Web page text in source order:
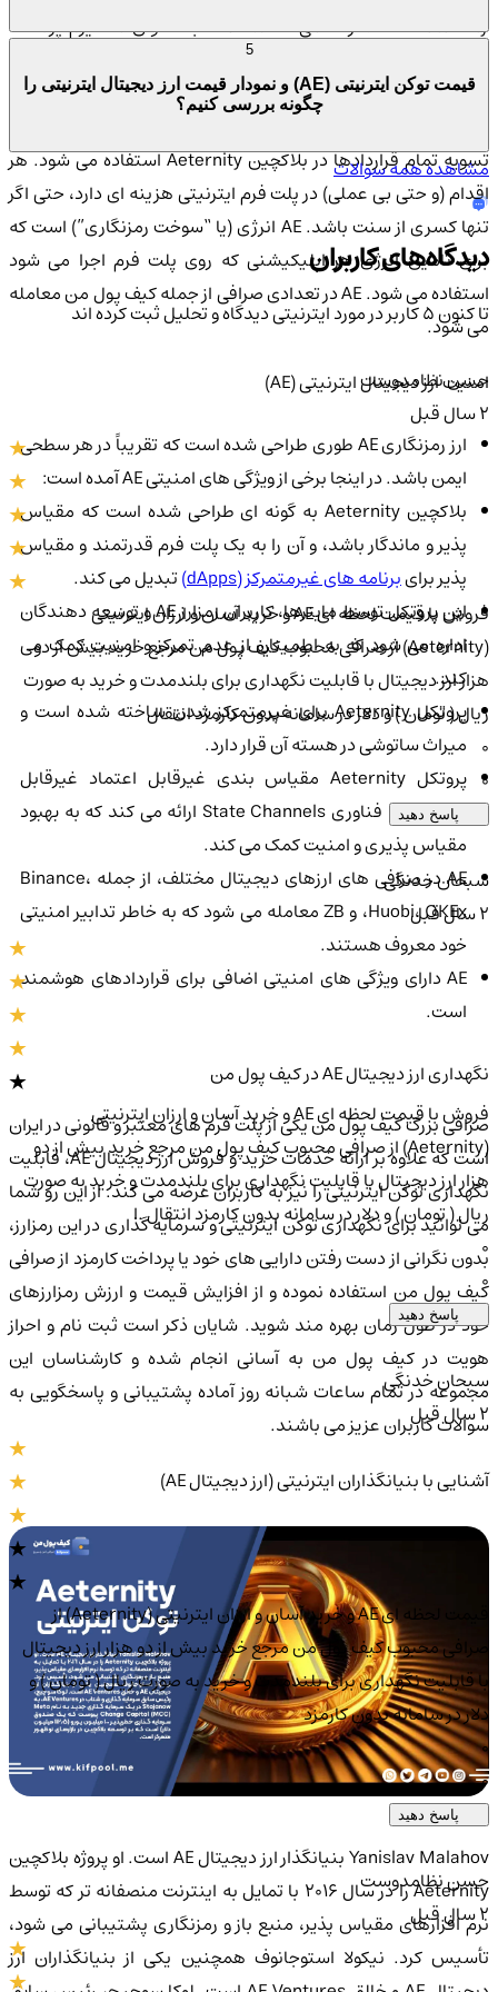
Aeternity است، ارائه می کنند. AEon به عنوان مکانیزم پرداخت
برای هر منبعی که کاربر از پروتکل استفاده می کند استفاده می شود.
بلاکچین Aeternity توسط ماینرها، کاربران رمزارز AE و توسعه
تسویه تمام قراردادها در بلاکچین Aeternity استفاده می شود. هر
اقدام (و حتی بی عملی) در پلت فرم ایترنیتی هزینه ای دارد، حتی اگر
تنها کسری از سنت باشد. AE انرژی (یا “سوخت رمزنگاری”) است که
برای تامین انرژی هر اپلیکیشنی که روی پلت فرم اجرا می شود
استفاده می شود. AE در تعدادی صرافی از جمله کیف پول من معامله
می شود.
امنیت ارز دیجیتال ایترنیتی (AE)
ارز رمزنگاری AE طوری طراحی شده است که تقریباً در هر سطحی
ایمن باشد. در اینجا برخی از ویژگی های امنیتی AE آمده است:
بلاکچین Aeternity به گونه ای طراحی شده است که مقیاس
پذیر و ماندگار باشد، و آن را به یک پلت فرم قدرتمند و مقیاس
پذیر برایبرنامه های غیرمتمرکز (dApps)
تبدیل می کند.
این پروتکل توسط ماینرها، کاربران رمزارز AE و توسعه دهندگان
اداره می شود که به اطمینان از عدم تمرکز و امنیت کمک می
کند.
پروتکل Aeternity برای غیرمتمرکز شدن ساخته شده است و
میراث ساتوشی در هسته آن قرار دارد.
پروتکل Aeternity مقیاس بندی غیرقابل اعتماد غیرقابل
اعتماد را با فناوری State Channels ارائه می کند که به بهبود
مقیاس پذیری و امنیت کمک می کند.
AE در صرافی های ارزهای دیجیتال مختلف، از جمله Binance،
Huobi، OKEx، و ZB معامله می شود که به خاطر تدابیر امنیتی
خود معروف هستند.
AE دارای ویژگی های امنیتی اضافی برای قراردادهای هوشمند
است.
نگهداری ارز دیجیتال AE در کیف پول من
صرافی بزرگ کیف پول من یکی از پلت فرم های معتبر و قانونی در ایران
است که علاوه بر ارائه خدمات خرید و فروش ارز دیجیتال AE، قابلیت
نگهداری توکن ایترنیتی را نیز به کاربران عرضه می کند. از این رو شما
می توانید برای نگهداری توکن ایترنیتی و سرمایه گذاری در این رمزارز،
بدون نگرانی از دست رفتن دارایی های خود یا پرداخت کارمزد از صرافی
کیف پول من استفاده نموده و از افزایش قیمت و ارزش رمزارزهای
خود در طول زمان بهره مند شوید. شایان ذکر است ثبت نام و احراز
هویت در کیف پول من به آسانی انجام شده و کارشناسان این
مجموعه در تمام ساعات شبانه روز آماده پشتیبانی و پاسخگویی به
سوالات کاربران عزیز می باشند.
آشنایی با بنیانگذاران ایترنیتی (ارز دیجیتال AE)
Yanislav Malahov بنیانگذار ارز دیجیتال AE است. او پروژه بلاکچین
Aeternity را در سال 2016 با تمایل به اینترنت منصفانه تر که توسط
نرم افزارهای مقیاس پذیر، منبع باز و رمزنگاری پشتیبانی می شود،
تأسیس کرد. نیکولا استوجانوف همچنین یکی از بنیانگذاران ارز
قیمت توکن ایترنیتی (AE) و نمودار قیمت ارز دیجیتال ایترنیتی را
چگونه بررسی کنیم؟
مشاهده همه سوالات
دیدگاه‌های کاربران
تا کنون 5 کاربر در مورد ایترنیتیدیدگاه و تحلیل ثبت کرده اند
حسن نظامدوست
فروش با قیمت لحظه ای AE و خرید آسان و ارزان ایترنیتی
(Aeternity) از صرافی محبوب کیف پول من مرجع خرید بیش از دو
هزار ارز دیجیتال با قابلیت نگهداری برای بلندمدت و خرید به صورت
ریال ( تومان ) و دلار در سامانه بدون کارمزد انتقال
پاسخ دهید
سبحان خدنگی
فروش با قیمت لحظه ای AE و خرید آسان و ارزان ایترنیتی
(Aeternity) از صرافی محبوب کیف پول من مرجع خرید بیش از دو
هزار ارز دیجیتال با قابلیت نگهداری برای بلندمدت و خرید به صورت
ریال ( تومان ) و دلار در سامانه بدون کارمزد انتقال .ا
پاسخ دهید
سبحان خدنگی
قیمت لحظه ای AE و خرید آسان و ارزان ایترنیتی (Aeternity) از
صرافی محبوب کیف پول من مرجع خرید بیش از دو هزار ارز دیجیتال
با قابلیت نگهداری برای بلندمدت و خرید به صورت ریال ( تومان ) و
دلار در سامانه بدون کارمزد
پاسخ دهید
حسن نظامدوست